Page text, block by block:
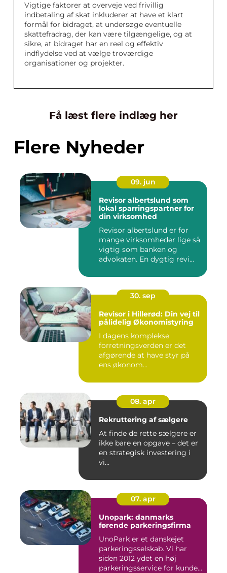
Vigtige faktorer at overveje ved frivillig
indbetaling af skat inkluderer at have et klart
formål for bidraget, at undersøge eventuelle
skattefradrag, der kan være tilgængelige, og at
sikre, at bidraget har en reel og effektiv
indflydelse ved at vælge troværdige
organisationer og projekter.
Få læst flere indlæg her
Flere Nyheder
09. jun
Revisor albertslund som
lokal sparringspartner for
din virksomhed
Revisor albertslund er for
mange virksomheder lige så
vigtig som banken og
advokaten. En dygtig revi...
30. sep
Revisor i Hillerød: Din vej til
pålidelig Økonomistyring
I dagens komplekse
forretningsverden er det
afgørende at have styr på
ens økonom...
08. apr
Rekruttering af sælgere
At finde de rette sælgere er
ikke bare en opgave – det er
en strategisk investering i
vi...
07. apr
Unopark: danmarks
førende parkeringsfirma
UnoPark er et danskejet
parkeringsselskab. Vi har
siden 2012 ydet en høj
parkeringsservice for kunde...